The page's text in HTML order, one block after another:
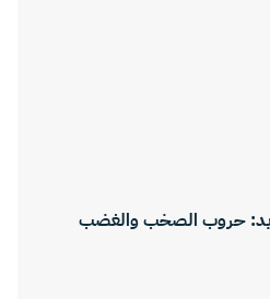
حروب الصخب والغضب